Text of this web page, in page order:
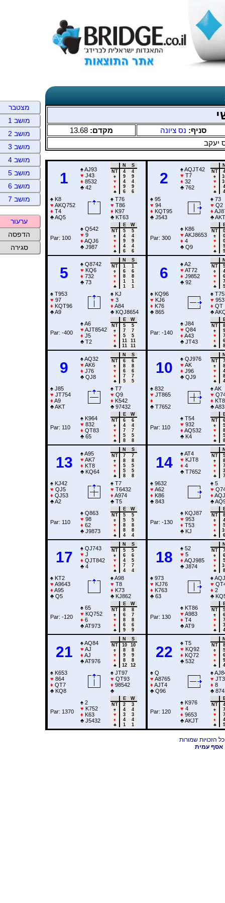
סניף: נס ציונה מקדם: 13.68
יעקב
1
♠AJ93
♥ J43
♦ 8532
♣ 42
N
S
NT
4
4
♠
9
9
♥
4
4
♦
9
9
♣
6 6
♠ K8
♥ AKQ752
♦ T4
♣AQ5
♠ T76
♥ T86
♦ K97
♣ KT63
Par: 100
♠ Q542
♥ 9
♦ AQJ6
♣ J987
E
W
NT
5
5
♠
4
4
♥
9
9
♦
4
4
♣
6 6
2
♠AQJT42
♥ T7
♦ 32
♣ 762
NT
4
♠
♥
♦
4
♣
4
♠ 95
♥ 94
♦ KQT95
♣ J543
♠ 73
♥ Q2
♦
♣
Par: 300
♠ K86
♥ AKJ8653
♦ 4
♣ Q9
NT
0
♠
0
♥
0
♦
9
♣
9
5
♠ Q8742
♥ KQ6
♦ 732
♣ 73
N
S
NT
1
1
♠
6
6
♥
8
8
♦
1
1
♣
1 1
♠ T953
♥ 97
♦ KQT96
♣A9
♠ KJ
♥ 3
♦ A84
♣ KQJ8654
Par: -400
♠A6
♥ AJT8542
♦ J5
♣ T2
E
W
NT
5
5
♠
7
7
♥
5
5
♦
11
11
♣
11 11
6
♠A2
♥ AT72
♦ J9852
♣ 92
NT
5
♠
4
♥
6
♦
7
♣
5
♠ KQ96
♥ KJ6
♦ K76
♣ 865
♠
♥ 953
♦ QT
♣
Par: -140
♠ J84
♥ Q84
♦ A43
♣ JT43
NT
8
♠
9
♥
7
♦
6
♣
8
9
♠AQ32
♥ AK6
♦ J76
♣ QJ8
N
S
NT
6
6
♠
8
8
♥
6
6
♦
7
7
♣
5 5
♠ J85
♥ JT754
♦ A9
♣AKT
♠ T7
♥ Q9
♦ K542
♣ 97432
Par: 110
♠ K964
♥ 832
♦ QT83
♣ 65
E
W
NT
6
6
♠
4
4
♥
7
7
♦
5
5
♣
8 8
10
♠ QJ976
♥ AK
♦ J96
♣ QJ9
NT
7
♠
8
♥
4
♦
8
♣
4
♠ 832
♥ JT865
♦
♣ T7652
♠AK
♥
♦
♣A83
Par: 110
♠ T54
♥ 932
♦ AQ532
♣ K4
NT
6
♠
5
♥
8
♦
5
♣
8
13
♠A95
♥ AK7
♦ KT8
♣ KQ64
N
S
NT
7
7
♠
8
8
♥
5
5
♦
5
5
♣
8 8
♠ KJ42
♥ QJ5
♦ QJ53
♣A2
♠ T7
♥ T6432
♦ A974
♣ T5
Par: 110
♠ Q863
♥ 98
♦ 62
♣ J9873
E
W
NT
5
5
♠
5
5
♥
8
8
♦
8
8
♣
4 4
14
♠AT4
♥ KJT8
♦ 4
♣ T7652
NT
5
♠
8
♥
7
♦
3
♣
7
♠ 9632
♥ A62
♦ K86
♣ 843
♠ 5
♥
♦
♣
Par: -130
♠ KQJ87
♥ 953
♦ T53
♣ KJ
NT
8
♠
4
♥
5
♦
♣
6
17
♠ QJ743
♥ J
♦ QJT842
♣ 4
N
S
NT
5
5
♠
6
6
♥
4
5
♦
7
7
♣
4 4
♠ KT2
♥ A9643
♦ A95
♣ Q5
♠A98
♥ T8
♦ K73
♣ KJ862
Par: -120
♠ 65
♥ KQ752
♦ 6
♣AT973
E
W
NT
8
8
♠
6
7
♥
8
8
♦
6
6
♣
9 9
18
♠ 52
♥ 5
♦ AQJ985
♣ J874
NT
7
♠
6
♥
5
♦
♣
8
♠ 973
♥ KJ76
♦ K763
♣ 63
♠
♥
♦ 2
♣
Par: 130
♠ KT86
♥ A983
♦ T4
♣AT9
NT
5
♠
6
♥
7
♦
3
♣
4
21
♠AQ84
♥ AJ
♦ AJ
♣AT976
N
S
NT
10
10
♠
8
8
♥
9
9
♦
8
8
♣
12 12
♠ K653
♥ 864
♦ QT7
♣ KQ8
♠ JT97
♥ QT93
♦ 98542
♣
Par: 1370
♠ 2
♥ K752
♦ K63
♣ J5432
E
W
NT
2
3
♠
4
4
♥
3
3
♦
4
4
♣
1 1
22
♠ T5
♥ KQ92
♦ KQ72
♣ 532
NT
8
♠
5
♥
6
♦
9
♣
4
♠ Q
♥ A8765
♦ AJT4
♣ Q96
♠
♥ JT3
♦ 8
♣ 874
Par: 120
♠ K976
♥ 4
♦ 9653
♣AKJT
NT
4
♠
7
♥
7
♦
4
♣
5
אסף עמית
מצטבר
מושב 1
מושב 2
מושב 3
מושב 4
מושב 5
מושב 6
מושב 7
ערעור
הדפסה
סגירה